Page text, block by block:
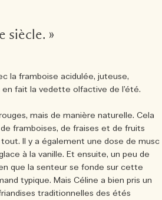
siècle. »
la framboise acidulée, juteuse,
fait la vedette olfactive de l’été.
mais de manière naturelle. Cela
framboises, de fraises et de fruits
Il y a également une dose de musc
à la vanille. Et ensuite, un peu de
que la senteur se fonde sur cette
typique. Mais Céline a bien pris un
traditionnelles des étés